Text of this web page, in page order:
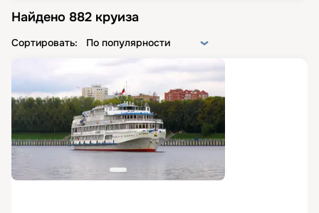
Найдено 882 круиза
Сортировать: По популярности